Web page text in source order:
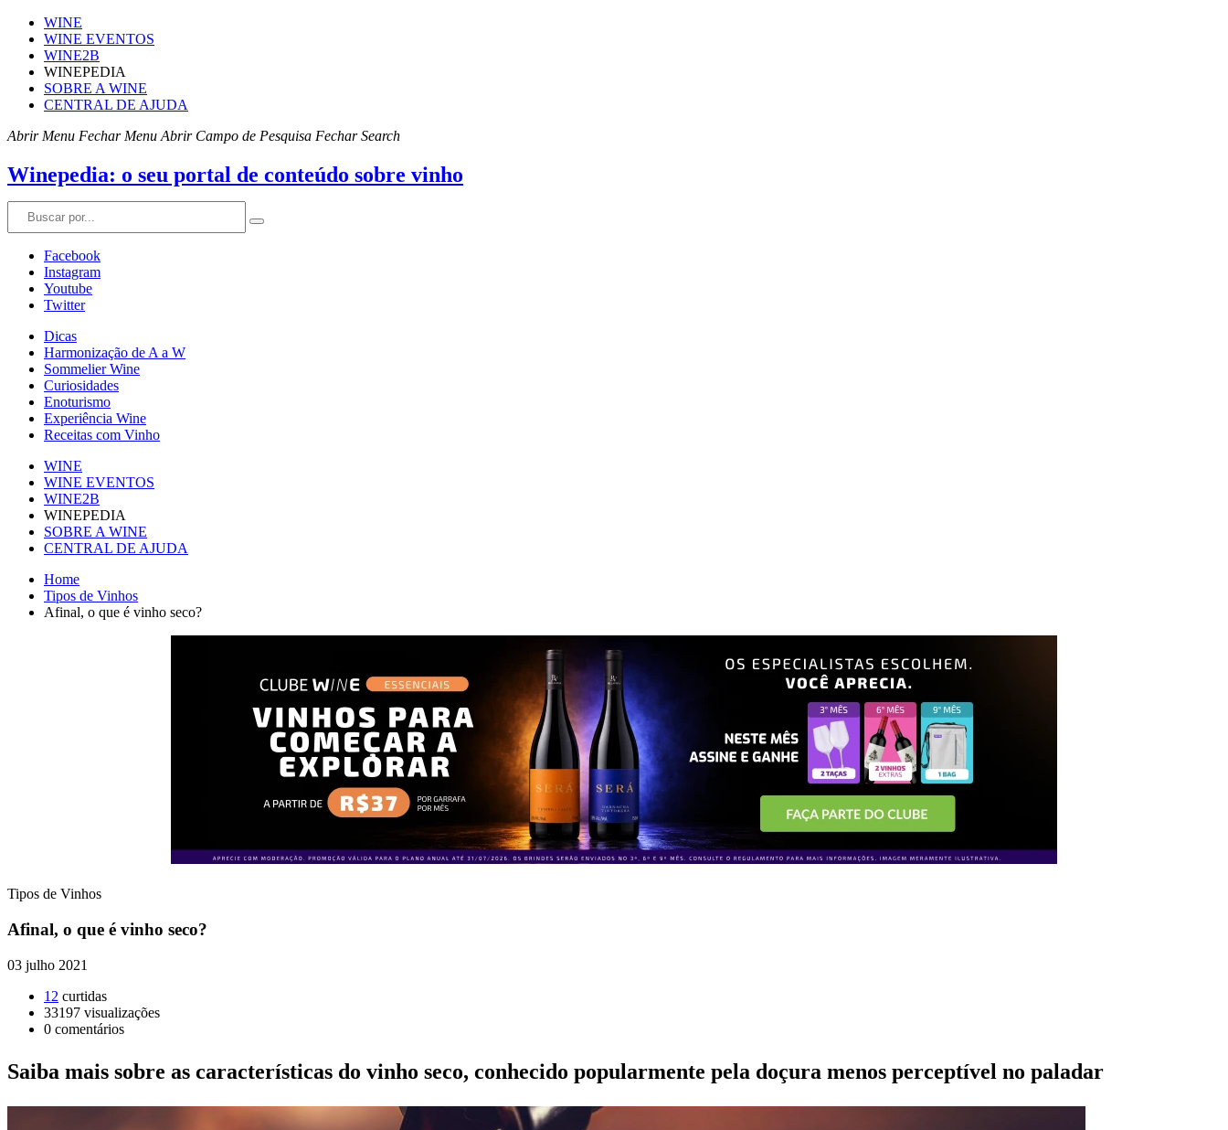
WINE
WINE EVENTOS
WINE2B
WINEPEDIA
SOBRE A WINE
CENTRAL DE AJUDA
Abrir Menu Fechar Menu Abrir Campo de Pesquisa Fechar Search
Winepedia: o seu portal de conteúdo sobre vinho
Facebook
Instagram
Youtube
Twitter
Dicas
Harmonização de A a W
Sommelier Wine
Curiosidades
Enoturismo
Experiência Wine
Receitas com Vinho
WINE
WINE EVENTOS
WINE2B
WINEPEDIA
SOBRE A WINE
CENTRAL DE AJUDA
Home
Tipos de Vinhos
Afinal, o que é vinho seco?
Tipos de Vinhos
Afinal, o que é vinho seco?
03 julho 2021
12 curtidas
33197 visualizações
0 comentários
Saiba mais sobre as características do vinho seco, conhecido popularmente pela doçura menos perceptível no paladar